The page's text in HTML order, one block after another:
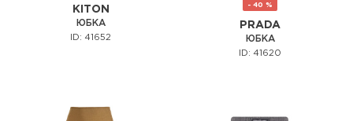
KITON
ЮБКА
ID: 41652
- 40 %
PRADA
ЮБКА
ID: 41620